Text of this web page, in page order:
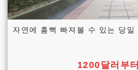
자연에 흠뻑 빠져볼 수 있는 당일
1200달러부